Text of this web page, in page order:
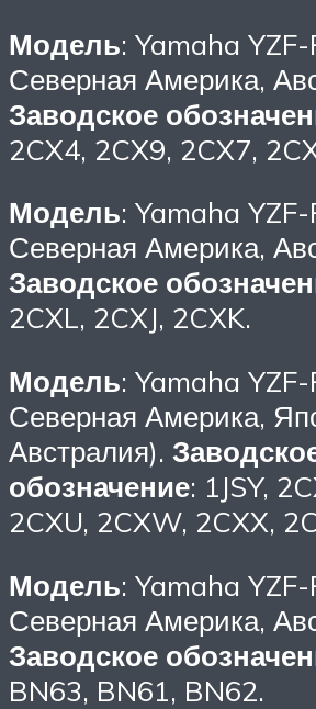
Модель: Yamaha
Северная Америка,
Заводское
2CX4, 2CX9, 2CX7,
Модель: Yamaha
Северная Америка,
Заводское
2CXL, 2CXJ, 2CXK.
Модель: Yamaha
Северная Америка,
Австралия).
обозначение: 1JSY,
2CXU, 2CXW, 2CXX,
Модель: Yamaha
Северная Америка,
Заводское
BN63, BN61, BN62.